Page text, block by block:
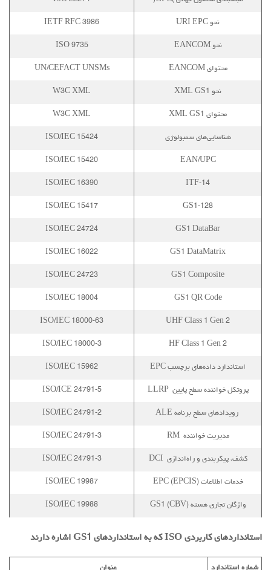
نحو URI EPC IETF RFC 3986
نحو EANCOM ISO 9735
محتوای EANCOM UN/CEFACT UNSMs
نحو XML GS1 W3C XML
محتوای XML GS1 W3C XML
شناسایی‌های سمبولوژی ISO/IEC 15424
EAN/UPC
ISO/IEC 15420
ITF-14
ISO/IEC 16390
GS1-128
ISO/IEC 15417
GS1 DataBar
ISO/IEC 24724
GS1 DataMatrix
ISO/IEC 16022
GS1 Composite
ISO/IEC 24723
GS1 QR Code
ISO/IEC 18004
UHF Class 1 Gen 2
ISO/IEC 18000-63
HF Class 1 Gen 2
ISO/IEC 18000-3
استاندارد داده‌های برچسب EPC ISO/IEC 15962
پروتکل خواننده سطح پایین LLRP ISO/ICE 24791-5
رویدادهای سطح برنامه ALE ISO/IEC 24791-2
مدیریت خواننده RM ISO/IEC 24791-3
کشف، پیکربندی و راه‌اندازی DCI ISO/IEC 24791-3
خدمات اطلاعات EPC (EPCIS) ISO/IEC 19987
واژگان تجاری هسته GS1 (CBV) ISO/IEC 19988
استانداردهای کاربردی ISOکه به استانداردهای GS1 اشاره دارند
شماره استاندارد عنوان